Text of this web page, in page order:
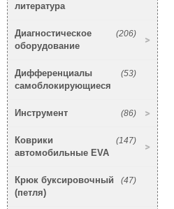
литература
(206)
Диагностическое
оборудование
(53)
Дифференциалы
самоблокирующиеся
(86)
Инструмент
(147)
Коврики
автомобильные EVA
(47)
Крюк буксировочный
(петля)